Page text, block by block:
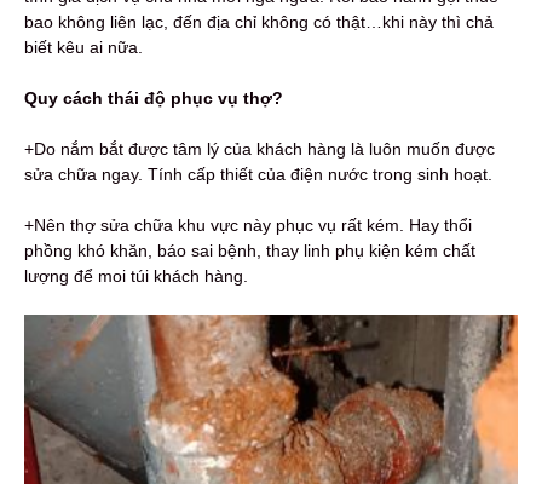
bao không liên lạc, đến địa chỉ không có thật…khi này thì chả
biết kêu ai nữa.
Quy cách thái độ phục vụ thợ?
+Do nắm bắt được tâm lý của khách hàng là luôn muốn được
sửa chữa ngay. Tính cấp thiết của điện nước trong sinh hoạt.
+Nên thợ sửa chữa khu vực này phục vụ rất kém. Hay thổi
phồng khó khăn, báo sai bệnh, thay linh phụ kiện kém chất
lượng để moi túi khách hàng.